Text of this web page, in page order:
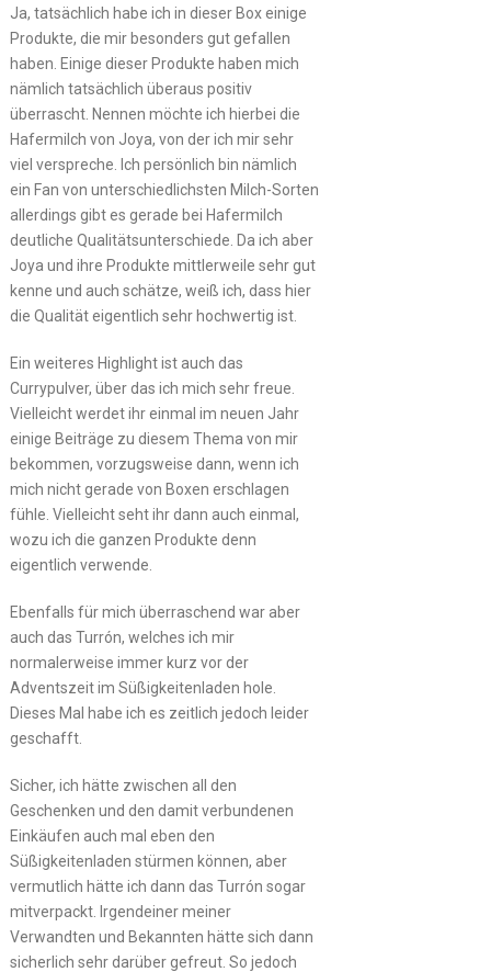
Ja, tatsächlich habe ich in dieser Box einige
Produkte, die mir besonders gut gefallen
haben. Einige dieser Produkte haben mich
nämlich tatsächlich überaus positiv
überrascht. Nennen möchte ich hierbei die
Hafermilch von Joya, von der ich mir sehr
viel verspreche. Ich persönlich bin nämlich
ein Fan von unterschiedlichsten Milch-Sorten
allerdings gibt es gerade bei Hafermilch
deutliche Qualitätsunterschiede. Da ich aber
Joya und ihre Produkte mittlerweile sehr gut
kenne und auch schätze, weiß ich, dass hier
die Qualität eigentlich sehr hochwertig ist.
Ein weiteres Highlight ist auch das
Currypulver, über das ich mich sehr freue.
Vielleicht werdet ihr einmal im neuen Jahr
einige Beiträge zu diesem Thema von mir
bekommen, vorzugsweise dann, wenn ich
mich nicht gerade von Boxen erschlagen
fühle. Vielleicht seht ihr dann auch einmal,
wozu ich die ganzen Produkte denn
eigentlich verwende.
Ebenfalls für mich überraschend war aber
auch das Turrón, welches ich mir
normalerweise immer kurz vor der
Adventszeit im Süßigkeitenladen hole.
Dieses Mal habe ich es zeitlich jedoch leider
geschafft.
Sicher, ich hätte zwischen all den
Geschenken und den damit verbundenen
Einkäufen auch mal eben den
Süßigkeitenladen stürmen können, aber
vermutlich hätte ich dann das Turrón sogar
mitverpackt. Irgendeiner meiner
Verwandten und Bekannten hätte sich dann
sicherlich sehr darüber gefreut. So jedoch